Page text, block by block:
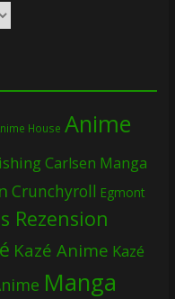
House Anime
Carlsen Manga
Crunchyroll Egmont
Rezension
Kazé Anime Kazé
Manga